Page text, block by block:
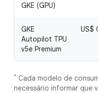
GKE (GPU)
GKE
Autopilot TPU
v5e Premium
US$
* Cada modelo de
necessário informar que